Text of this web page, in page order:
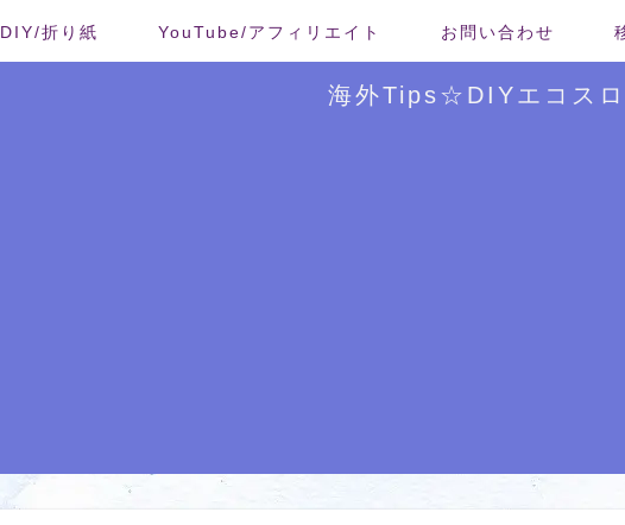
DIY/折り紙 YouTube/アフィリエイト お問い合わせ
海外Tips☆DIYエコスロ